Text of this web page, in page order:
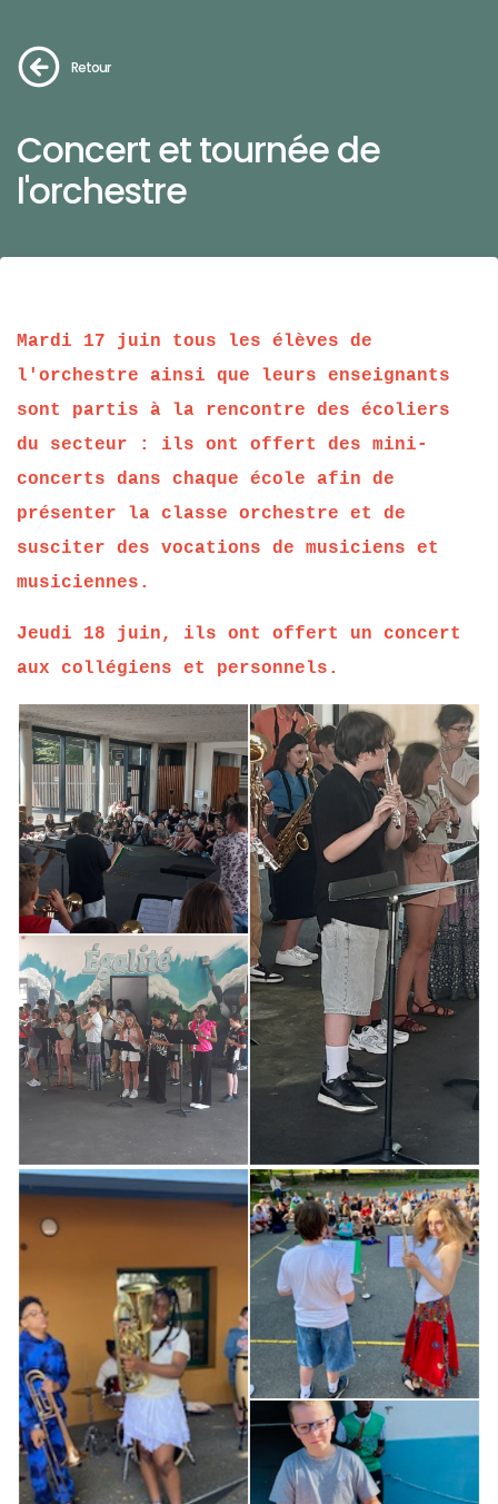
Retour
Concert et tournée de
l'orchestre
Mardi 17 juin tous les élèves de
l'orchestre ainsi que leurs enseignants
sont partis à la rencontre des écoliers
du secteur : ils ont offert des mini-
concerts dans chaque école afin de
présenter la classe orchestre et de
susciter des vocations de musiciens et
musiciennes.
Jeudi 18 juin, ils ont offert un concert
aux collégiens et personnels.